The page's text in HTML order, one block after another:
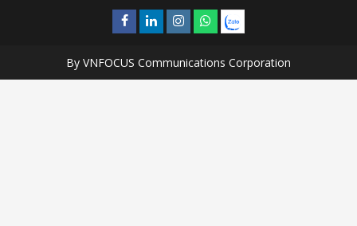
Facebook
LinkedinInstagram
What’sapp
Zalo